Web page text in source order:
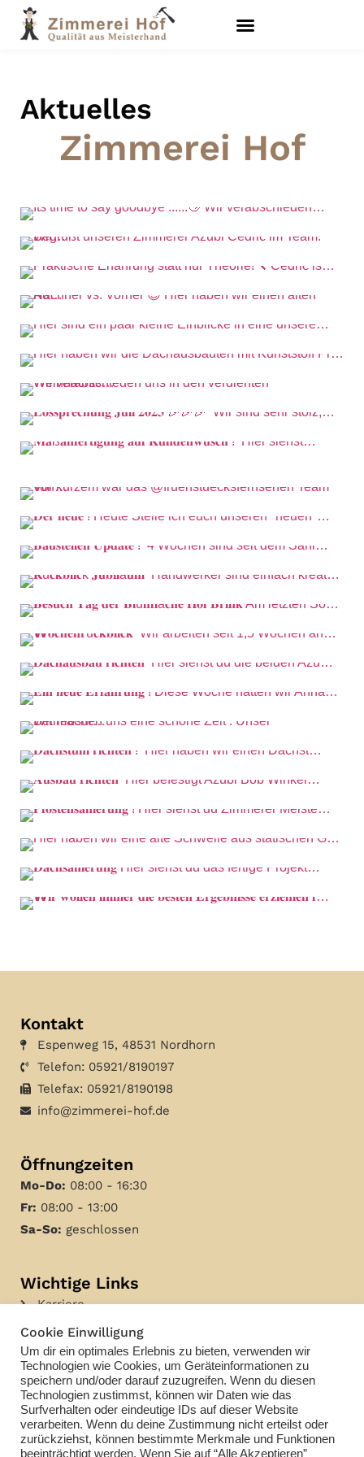
Aktuelles
Zimmerei Hof
Kontakt
Espenweg 15, 48531 Nordhorn
Telefon: 05921/8190197
Telefax: 05921/8190198
info@zimmerei-hof.de
Öffnungzeiten
Mo-Do: 08:00 - 16:30
Fr: 08:00 - 13:00
Sa-So: geschlossen
Wichtige Links
Karriere
Kontakt
Impressum
Datenschutz
Soziale Medien
Cookie Einwilligung
Um dir ein optimales Erlebnis zu bieten, verwenden wir
Technologien wie Cookies, um Geräteinformationen zu
speichern und/oder darauf zuzugreifen. Wenn du diesen
Technologien zustimmst, können wir Daten wie das
Surfverhalten oder eindeutige IDs auf dieser Website
verarbeiten. Wenn du deine Zustimmung nicht erteilst oder
zurückziehst, können bestimmte Merkmale und Funktionen
beeinträchtigt werden. Wenn Sie auf “Alle Akzeptieren”